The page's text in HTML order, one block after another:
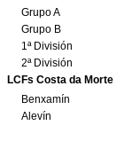
Grupo A
Grupo B
1ª División
2ª División
LCFs Costa da Morte
Benxamín
Alevín